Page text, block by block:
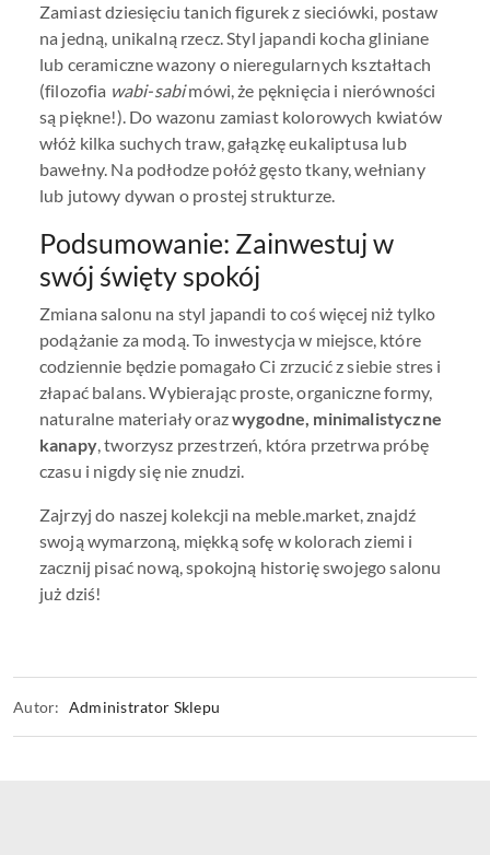
Zamiast dziesięciu tanich figurek z sieciówki, postaw
na jedną, unikalną rzecz. Styl japandi kocha gliniane
lub ceramiczne wazony o nieregularnych kształtach
(filozofia wabi-sabimówi, że pęknięcia i nierówności
są piękne!). Do wazonu zamiast kolorowych kwiatów
włóż kilka suchych traw, gałązkę eukaliptusa lub
bawełny. Na podłodze połóż gęsto tkany, wełniany
lub jutowy dywan o prostej strukturze.
Podsumowanie: Zainwestuj w
swój święty spokój
Zmiana salonu na styl japandi to coś więcej niż tylko
podążanie za modą. To inwestycja w miejsce, które
codziennie będzie pomagało Ci zrzucić z siebie stres i
złapać balans. Wybierając proste, organiczne formy,
naturalne materiały orazwygodne, minimalistyczne
kanapy, tworzysz przestrzeń, która przetrwa próbę
czasu i nigdy się nie znudzi.
Zajrzyj do naszej kolekcji na meble.market, znajdź
swoją wymarzoną, miękką sofę w kolorach ziemi i
zacznij pisać nową, spokojną historię swojego salonu
już dziś!
Autor: Administrator Sklepu